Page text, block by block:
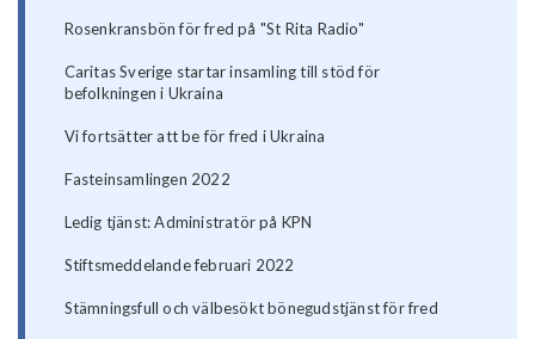
Rosenkransbön för fred på "St Rita Radio"
Caritas Sverige startar insamling till stöd för
befolkningen i Ukraina
Vi fortsätter att be för fred i Ukraina
Fasteinsamlingen 2022
Ledig tjänst: Administratör på KPN
Stiftsmeddelande februari 2022
Stämningsfull och välbesökt bönegudstjänst för fred